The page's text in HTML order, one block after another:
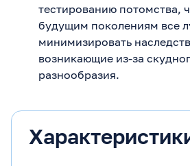
тестированию потомства,
будущим поколениям все
минимизировать
возникающие из-за
разнообразия.